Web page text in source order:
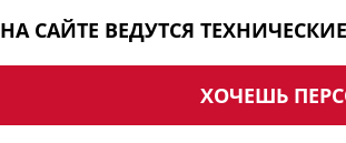
НА САЙТЕ ВЕДУТСЯ
ХОЧЕШЬ